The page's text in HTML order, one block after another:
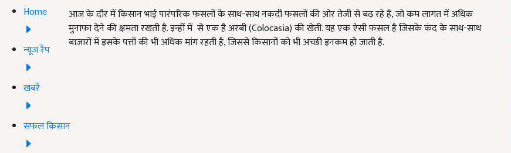
Home
न्यूज़ रैप
खबरें
सफल किसान
आज के दौर में किसान भाई पारंपरिक फसलों के साथ-साथ नकदी फसलों की ओर तेजी से बढ़ रहे हैं, जो कम लागत में अधिक
मुनाफा देने की क्षमता रखती है. इन्हीं में से एक है अरबी (Colocasia) की खेती. यह एक ऐसी फसल है जिसके कंद के साथ-साथ
बाजारों में इसके पत्तों की भी अधिक मांग रहती है, जिससे किसानों को भी अच्छी इनकम हो जाती है.